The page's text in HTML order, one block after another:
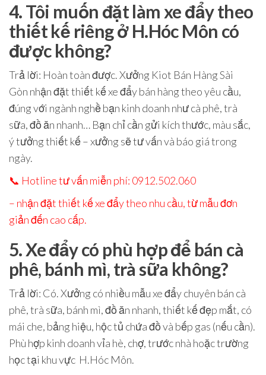
4. Tôi muốn đặt làm xe đẩy theo
thiết kế riêng ở H.Hóc Môn có
được không?
Trả lời: Hoàn toàn được. Xưởng Kiot Bán Hàng Sài
Gòn nhận đặt thiết kế xe đẩy bán hàng theo yêu cầu,
đúng với ngành nghề bạn kinh doanh như cà phê, trà
sữa, đồ ăn nhanh… Bạn chỉ cần gửi kích thước, màu sắc,
ý tưởng thiết kế – xưởng sẽ tư vấn và báo giá trong
ngày.
📞 Hotline tư vấn miễn phí: 0912.502.060
– nhận đặt thiết kế xe đẩy theo nhu cầu, từ mẫu đơn
giản đến cao cấp.
5. Xe đẩy có phù hợp để bán cà
phê, bánh mì, trà sữa không?
Trả lời: Có. Xưởng có nhiều mẫuxe đẩy chuyên bán cà
phê, trà sữa, bánh mì, đồ ăn nhanh, thiết kế đẹp mắt, có
mái che, bảng hiệu, hộc tủ chứa đồ và bếp gas (nếu cần).
Phù hợp kinh doanh vỉa hè, chợ, trước nhà hoặc trường
học tại khu vực H.Hóc Môn.